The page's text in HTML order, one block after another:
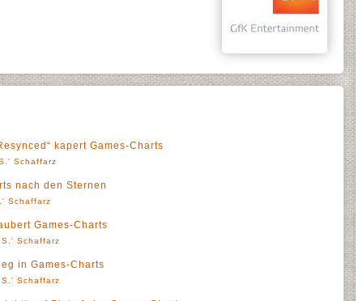
kapert Games-Charts
Schaffarz
nach den Sternen
Schaffarz
Games-Charts
S.' Schaffarz
in Games-Charts
S.' Schaffarz